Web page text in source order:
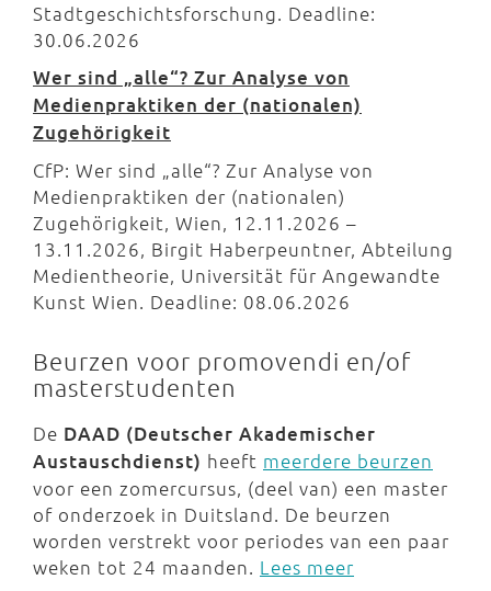
Stadtgeschichtsforschung. Deadline:
30.06.2026
Wer sind „alle“? Zur Analyse von
Medienpraktiken der (nationalen)
Zugehörigkeit
CfP: Wer sind „alle“? Zur Analyse von
Medienpraktiken der (nationalen)
Zugehörigkeit, Wien, 12.11.2026 –
13.11.2026, Birgit Haberpeuntner, Abteilung
Medientheorie, Universität für Angewandte
Kunst Wien. Deadline: 08.06.2026
Beurzen voor promovendi en/of
masterstudenten
De DAAD (Deutscher Akademischer
Austauschdienst) heeft meerdere beurzen
voor een zomercursus, (deel van) een master
of onderzoek in Duitsland. De beurzen
worden verstrekt voor periodes van een paar
weken tot 24 maanden. Lees meer